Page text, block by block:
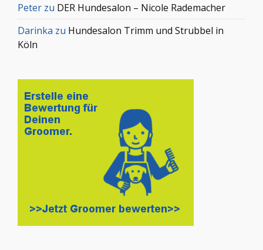
Peter zu DER Hundesalon – Nicole Rademacher
Darinka zu Hundesalon Trimm und Strubbel in
Köln